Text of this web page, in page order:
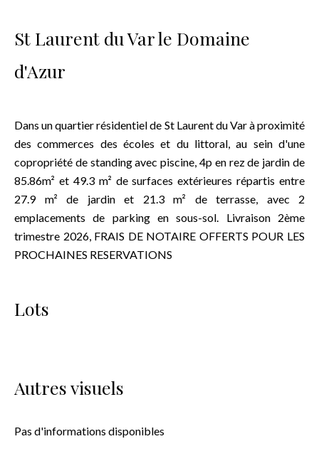
St Laurent du Var le Domaine
d'Azur
Dans un quartier résidentiel de St Laurent du Var à proximité
des commerces des écoles et du littoral, au sein d'une
copropriété de standing avec piscine, 4p en rez de jardin de
85.86m² et 49.3 m² de surfaces extérieures répartis entre
27.9 m² de jardin et 21.3 m² de terrasse, avec 2
emplacements de parking en sous-sol. Livraison 2ème
trimestre 2026, FRAIS DE NOTAIRE OFFERTS POUR LES
PROCHAINES RESERVATIONS
Lots
Autres visuels
Pas d'informations disponibles